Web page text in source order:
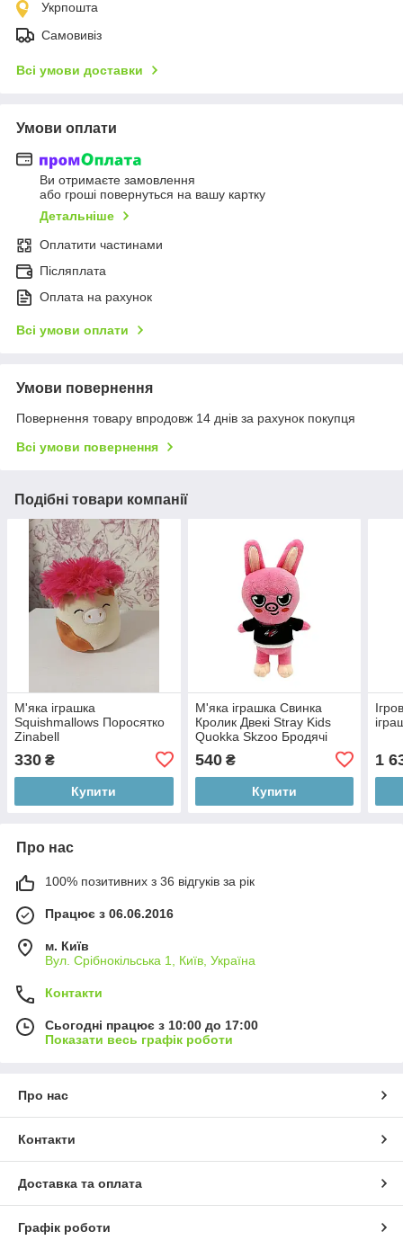
Укрпошта
Самовивіз
Всі умови доставки
Умови оплати
Ви отримаєте замовлення
або гроші повернуться на вашу картку
Детальніше
Оплатити частинами
Післяплата
Оплата на рахунок
Всі умови оплати
Умови повернення
Повернення товару впродовж 14 днів за рахунок покупця
Всі умови повернення
Подібні товари компанії
М'яка іграшка
Squishmallows Поросятко
Zinabell
330 ₴
Купити
М'яка іграшка Свинка
Кролик Двекі Stray Kids
Quokka Skzoo Бродячі
540₴
Купити
1
Про нас
100% позитивних з 36 відгуків за рік
Працює з 06.06.2016
м. Київ
Вул. Срібнокільська 1, Київ, Україна
Контакти
Сьогодні працює з 10:00 до 17:00
Показати весь графік роботи
Про нас
Контакти
Доставка та оплата
Графік роботи